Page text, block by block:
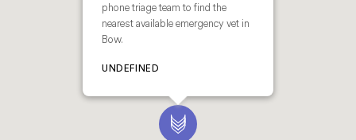
phone triage team to find the
nearest available emergency vet in
Bow.
UNDEFINED